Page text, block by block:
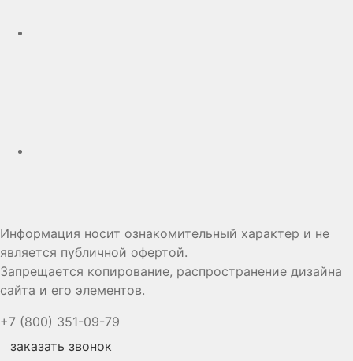
Информация носит ознакомительный характер и не
является публичной офертой.
Запрещается копирование, распространение дизайна
сайта и его элементов.
+7 (800) 351-09-79
заказать звонок